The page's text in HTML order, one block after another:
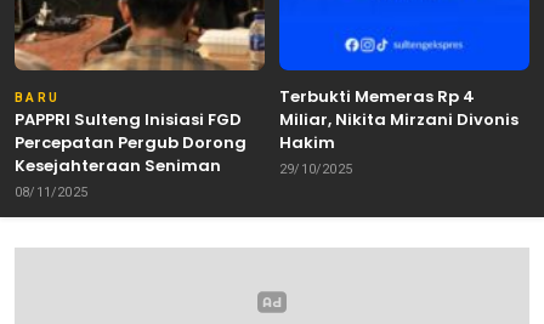
BARU
PAPPRI Sulteng Inisiasi FGD
Percepatan Pergub Dorong
Kesejahteraan Seniman
08/11/2025
Terbukti Memeras Rp 4
Miliar, Nikita Mirzani Divonis
Hakim
29/10/2025